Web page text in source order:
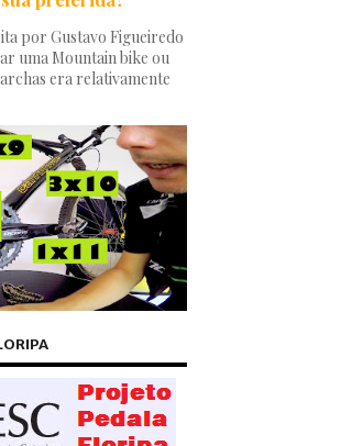
por Gustavo Figueiredo
uma Mountain bike ou
era relativamente